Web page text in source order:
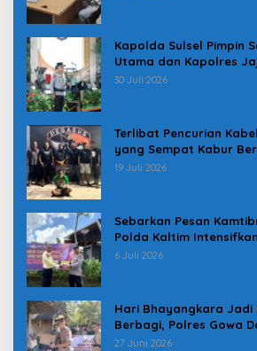
Kapolda Sulsel Pimpin
Utama dan Kapolres
Karolog dan Kapolresta
30 Juli 2026
Terlibat Pencurian
yang Sempat Kabur
Tim Gabungan di
19 Juli 2026
Sebarkan Pesan
Polda Kaltim
Spanduk serta
6 Juli 2026
Hari Bhayangkara Jadi
Berbagi, Polres Gowa
Membutuhkan
27 Juni 2026